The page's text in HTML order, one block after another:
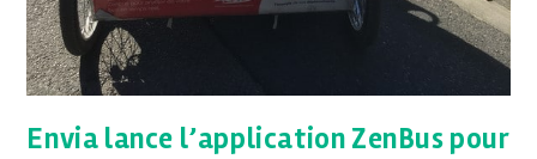
Envia lance l’application ZenBus pour